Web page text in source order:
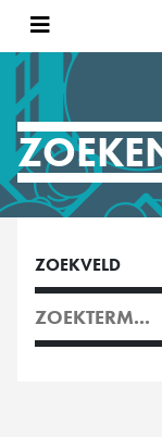
ZOEKVELD